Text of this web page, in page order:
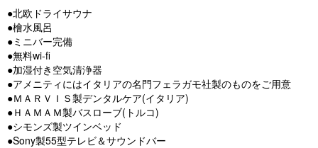
●北欧ドライサウナ
●檜水風呂
●ミニバー完備
●無料wi-fi
●加湿付き空気清浄器
●アメニティにはイタリアの名門フェラガモ社製のものをご用意
●ＭＡＲＶＩＳ製デンタルケア(イタリア)
●ＨＡＭＡＭ製バスローブ(トルコ)
●シモンズ製ツインベッド
●Sony製55型テレビ＆サウンドバー